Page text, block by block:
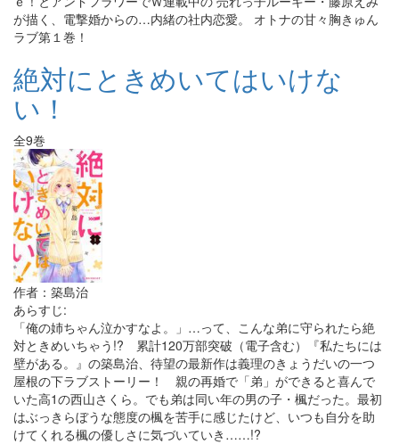
が描く、電撃婚からの…内緒の社内恋愛。 オトナの甘々胸きゅん
ラブ第１巻！
絶対にときめいてはいけな
い！
全9巻
作者：築島治
あらすじ:
「俺の姉ちゃん泣かすなよ。」…って、こんな弟に守られたら絶
対ときめいちゃう!? 累計120万部突破（電子含む）『私たちには
壁がある。』の築島治、待望の最新作は義理のきょうだいの一つ
屋根の下ラブストーリー！ 親の再婚で「弟」ができると喜んで
いた高1の西山さくら。でも弟は同い年の男の子・楓だった。最初
はぶっきらぼうな態度の楓を苦手に感じたけど、いつも自分を助
けてくれる楓の優しさに気づいていき……!?